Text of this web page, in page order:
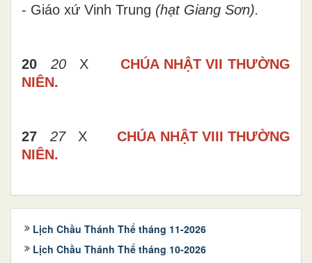
- Giáo xứ Vinh Trung (hạt Giang Sơn).
20 20XCHÚA NHẬT VII THƯỜNG
NIÊN.
27 27XCHÚA NHẬT VIII THƯỜNG
NIÊN.
Lịch Chầu Thánh Thể tháng 11-2026
Lịch Chầu Thánh Thể tháng 10-2026